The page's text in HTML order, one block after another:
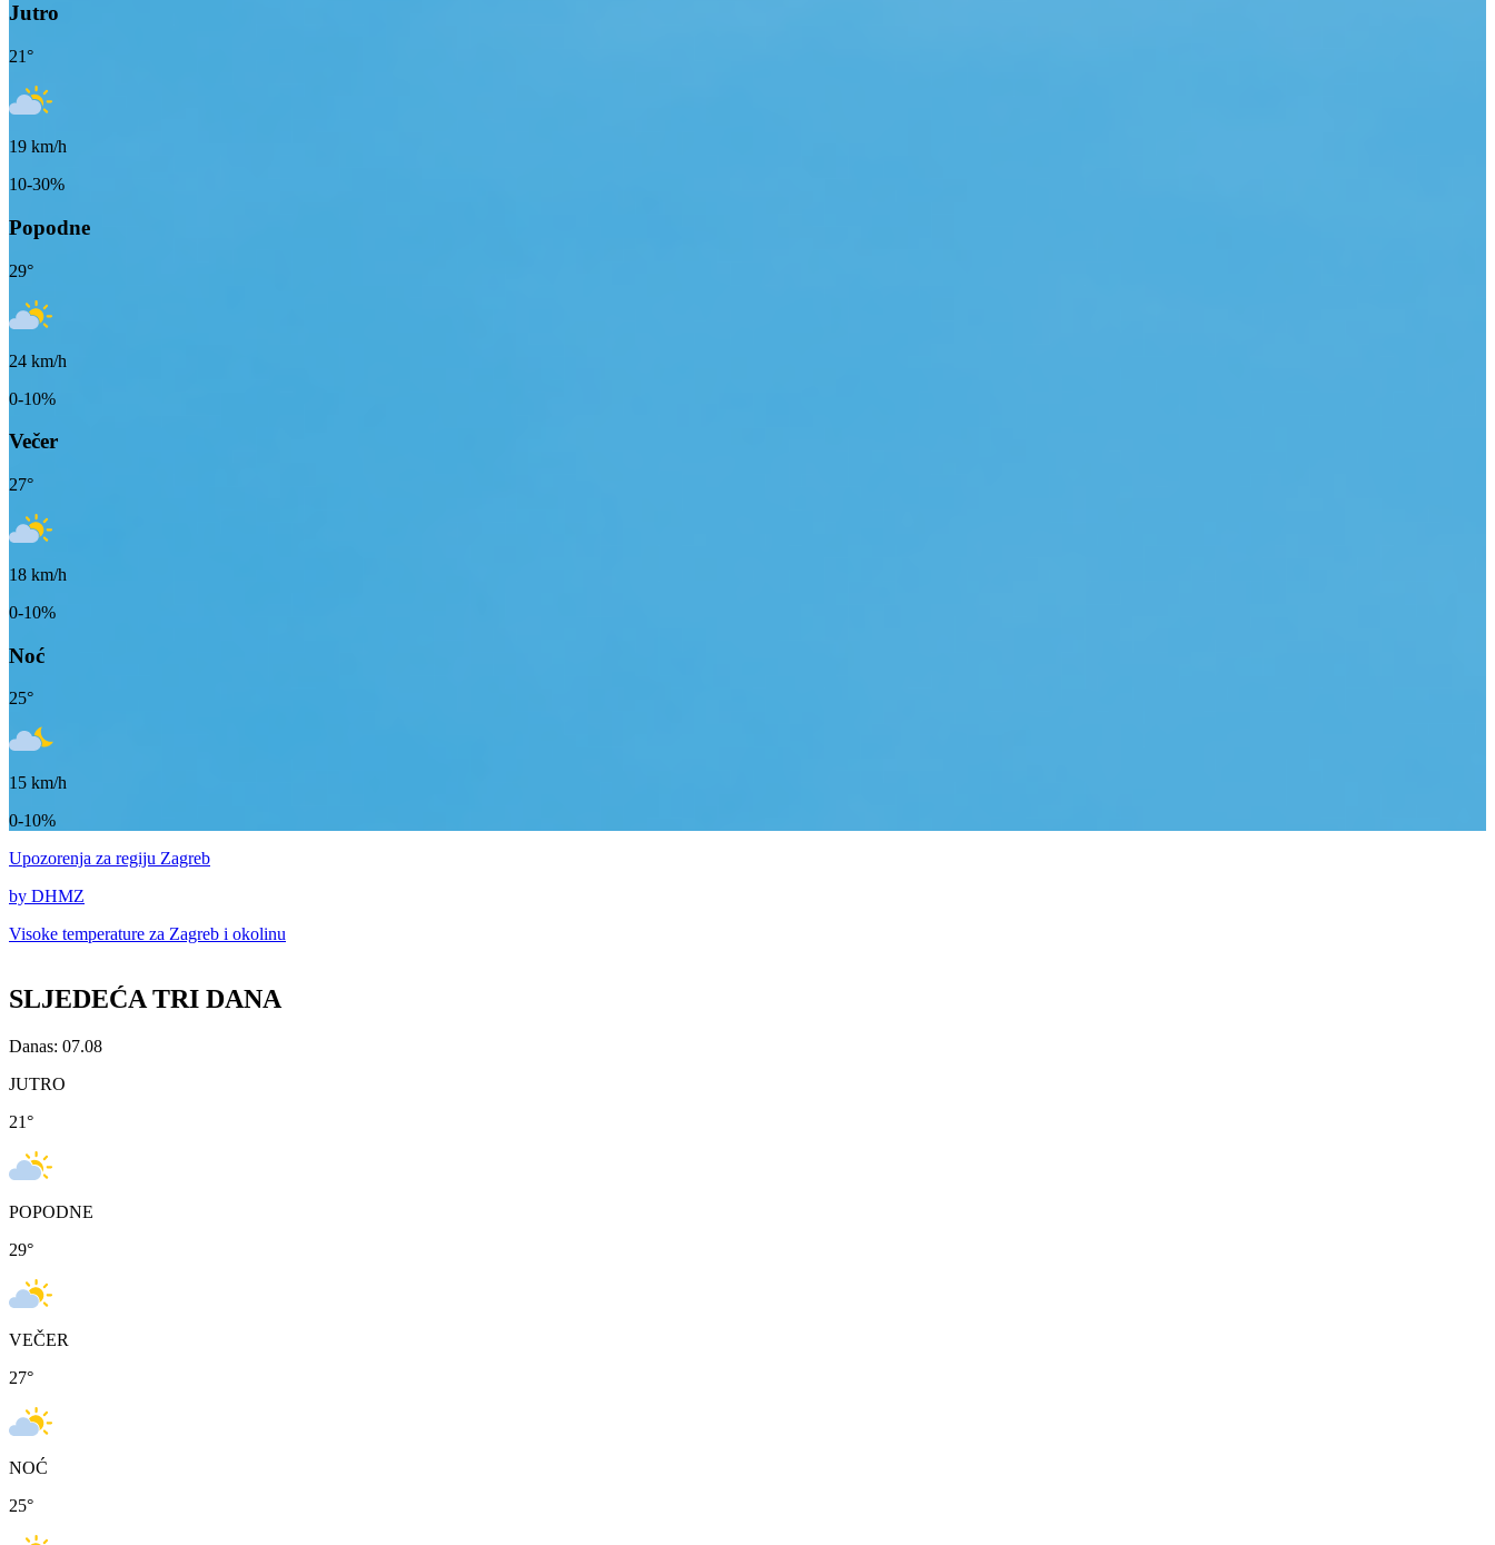
Jutro
21°
19 km/h
10-30%
Popodne
29°
24 km/h
0-10%
Večer
27°
18 km/h
0-10%
Noć
25°
15 km/h
0-10%
Upozorenja za regiju Zagreb
by DHMZ
Visoke temperature za Zagreb i okolinu
SLJEDEĆA TRI DANA
Danas: 07.08
JUTRO
21°
POPODNE
29°
VEČER
27°
NOĆ
25°